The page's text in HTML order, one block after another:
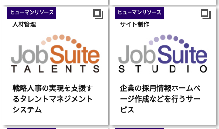
ヒューマンリソース
人材管理
戦略人事の実現を支援す
るタレントマネジメント
システム
ヒューマンリソース
サイト制作
企業の採用情報ホームペ
ージ作成などを行うサー
ビス